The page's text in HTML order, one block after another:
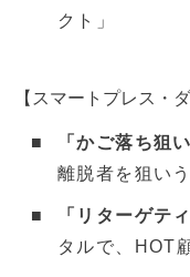
クト」
【スマートプレス・
「かご落ち狙
離脱者を狙い
「リターゲテ
タルで、HOT